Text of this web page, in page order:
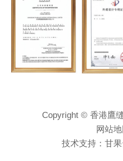
Copyright © 香港鷹
网站地
技术支持： 甘